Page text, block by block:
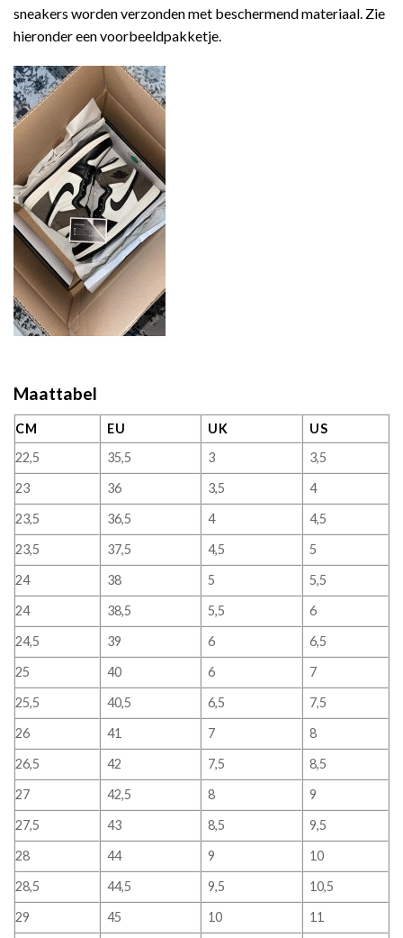
sneakers worden verzonden met beschermend materiaal. Zie
hieronder een voorbeeldpakketje.
Maattabel
CM EU UK
US
22,5
35,5 3
3,5
23
36 3,5
4
23,5
36,5 4
4,5
23,5
37,5 4,5
5
24
38 5
5,5
24
38,5 5,5
6
24,5
39 6
6,5
25
40 6
7
25,5
40,5 6,5
7,5
26
41 7
8
26,5
42 7,5
8,5
27
42,5 8
9
27,5
43 8,5
9,5
28
44 9
10
28,5
44,5 9,5
10,5
29
45 10
11